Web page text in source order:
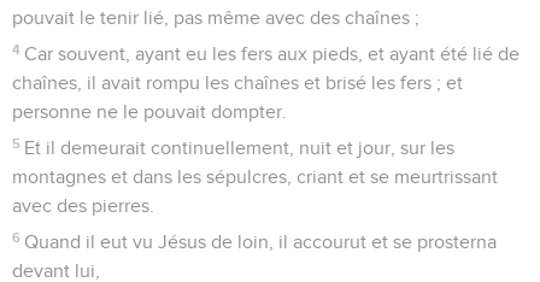
pouvait le tenir lié, pas même avec des chaînes ;
4 Car souvent, ayant eu les fers aux pieds, et ayant été lié de
chaînes, il avait rompu les chaînes et brisé les fers ; et
personne ne le pouvait dompter.
5 Et il demeurait continuellement, nuit et jour, sur les
montagnes et dans les sépulcres, criant et se meurtrissant
avec des pierres.
6 Quand il eut vu Jésus de loin, il accourut et se prosterna
devant lui,